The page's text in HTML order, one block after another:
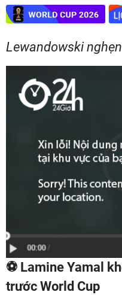
Lewandowski
⚽ Lamine Yamal
trước World Cup